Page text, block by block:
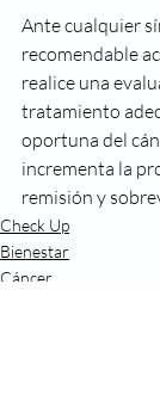
Ante cualquier
recomendable
realice una
tratamiento
oportuna del
incrementa la
remisión y
Check Up
Bienestar
Cáncer